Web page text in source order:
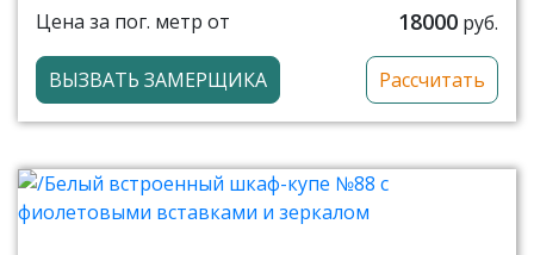
Цена за пог. метр от
18000 руб.
ВЫЗВАТЬ ЗАМЕРЩИКА Рассчитать